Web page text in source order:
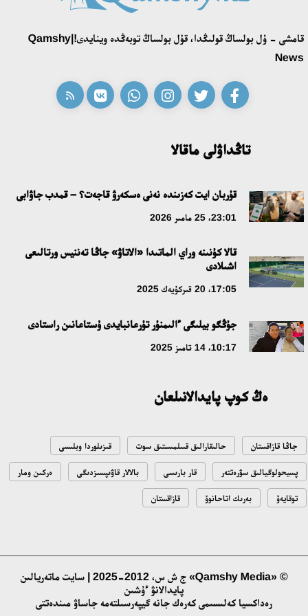
قازاق تىلىندەگى «قۇت» كونسەپتىسىنىڭ لينگۆومادەني سيپاتى
ابايدىڭ ادام تاربيەسى تۋرالى كوزقاراستارىنىڭ وزەكتىلىگى
مە؟
18:16، 20 شىلدە 2026
ۇلتتىق ءارحيۆتىڭ اشىلعانىنا 20 جىل: نەگىزگى جەتىستىكتەرى مەن
دامۋ باعىتى
مەملەكەت باسشىسى كوبەيتۇز كولىنىڭ جاي-كۇيىنە نازار اۋداردى
التىن وردا تاريحىن وقىتۋدىڭ يننوۆاسيالىق تاسىلدەرى ەنگىزىلەدى
قازاقستان ۇقك: ۋاقىت سىن-قاتەرلەرى جانە ۇلتتىق مۇددەنى قورعاۋ
17:49، 13 شىلدە 2026
ناۋقاستاردىڭ ەسەبىنەن بيزنەسىن دوڭگەلەتىپ وتىرعاندارعا باقىلاۋ
قامشى - ۇل بولساڭ قولىڭدا، قۇل بولساڭ توبەڭدە وينايدى!|Qamshy
News
تاڭداۋلى ماقالا
قۇربان ايت كەزىندە نەنى ەسكەرۋ قاجەت؟ – قمدب جاۋابى
23:01، 25 مامىر 2026
قالا كۇنىنە وراي الماتىدا «الاتاۋ» جاڭا تەننيس ورتالىعى
اشىلادى
17:05، 20 قىركۇيەك 2025
جۇڭگو بيلىگى ءالىمنۇر تۇرعانبايدى ۇستاعانىن راستادى
10:17، 14 تامىز 2025
ەڭ كوپ پايدالانىلعان
جاڭا قازاقستان حالىقارالىق قىىلمىستىق سوت قىزىلوردا وبلىسى
پسيحولوگيالىق سۋرەتتەر قار بارىسى بالالار قاۋىپسىزدىگى ەركىن ومار
توقايەۆ بەرىك اتاحانوۆ قازاقستان
© «Qamshy Media» ج ش س، 2012-2025 | سايت ماتەريالىن
پايدالانۋ ءۇشىن
رەداكسيا كەلىسىمى كەرەك جانە گيپەرسىلتەمە جاساۋ مىندەتتى